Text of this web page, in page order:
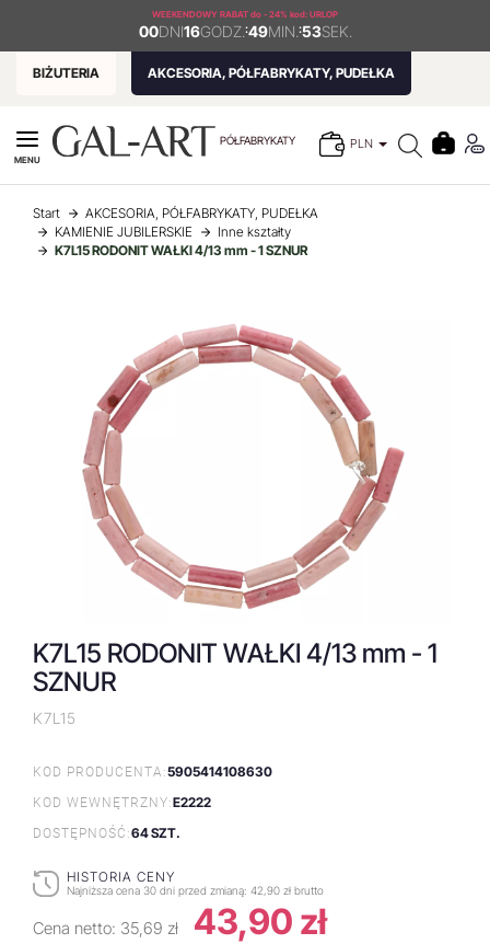
WEEKENDOWY RABAT do - 24% kod: URLOP
00DNI16GODZ. :49MIN. :53SEK.
BIŻUTERIA AKCESORIA, PÓŁFABRYKATY, PUDEŁKA
PÓŁFABRYKATY PLN
MENU
Start
AKCESORIA, PÓŁFABRYKATY, PUDEŁKA
KAMIENIE JUBILERSKIE
Inne kształty
K7L15 RODONIT WAŁKI 4/13 mm - 1 SZNUR
K7L15 RODONIT WAŁKI 4/13 mm - 1
SZNUR
K7L15
KOD PRODUCENTA:5905414108630
KOD WEWNĘTRZNY:E2222
DOSTĘPNOŚĆ:64 SZT.
HISTORIA CENY
Najniższa cena 30 dni przed zmianą: 42,90 zł brutto
Cena netto: 35,69 zł 43,90 zł